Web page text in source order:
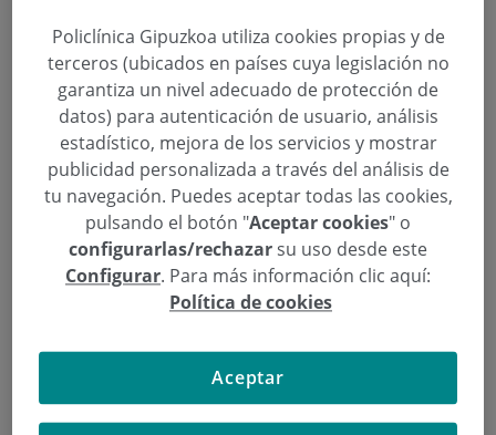
Eukene Sánchez, madre soltera, tuvo a Enar, su
primer hijo, el 12 de diciembre de 2016 en
Policlínica Gipuzkoa donde asegura que se sintió
como en familia. “Yo, personalmente, volvería a
elegir Policlínica”, afirma.
¿Por qué elegiste Policlínica para dar a luz?
Para poder ser dueña de mi descanso y disfrutar
ese momento según mis necesidades. Tener una
para mi.
¿Cuándo nació su hijo y cómo fue el parto?
Policlínica Gipuzkoa utiliza cookies propias y de
terceros (ubicados en países cuya legislación no
garantiza un nivel adecuado de protección de
datos) para autenticación de usuario, análisis
estadístico, mejora de los servicios y mostrar
publicidad personalizada a través del análisis de
tu navegación. Puedes aceptar todas las cookies,
pulsando el botón "Aceptar cookies" o
configurarlas/rechazarsu uso desde este
Configurar. Para más información clic aquí:
Política de cookies
Aceptar